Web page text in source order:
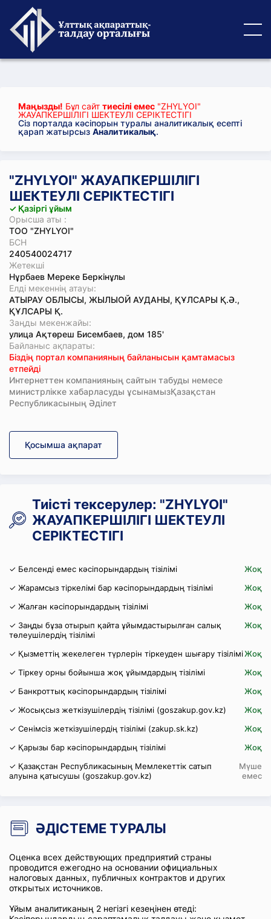
Маңызды! Бұл сайт тиесілі емес "ZHYLYOI"
ЖАУАПКЕРШІЛІГІ ШЕКТЕУЛІ СЕРІКТЕСТІГІ
Сіз порталда кәсіпорын туралы аналитикалық есепті
қарап жатырсыз Аналитикалық.
"ZHYLYOI" ЖАУАПКЕРШІЛІГІ
ШЕКТЕУЛІ СЕРІКТЕСТІГІ
✓ Қазіргі ұйым
Орысша аты :
ТОО "ZHYLYOI"
БСН
240540024717
Жетекші
Нұрбаев Мереке Беркінұлы
Елді мекеннің атауы:
АТЫРАУ ОБЛЫСЫ, ЖЫЛЫОЙ АУДАНЫ, ҚҰЛСАРЫ Қ.Ә.,
ҚҰЛСАРЫ Қ.
Заңды мекенжайы:
улица Ақтөреш Бисембаев, дом 185'
Байланыс ақпараты:
Біздің портал компанияның байланысын қамтамасыз
етпейді
Интернеттен компанияның сайтын табуды немесе
министрлікке хабарласуды ұсынамызҚазақстан
Республикасының Әділет
Қосымша ақпарат
Тиісті тексерулер: "ZHYLYOI"
ЖАУАПКЕРШІЛІГІ ШЕКТЕУЛІ
СЕРІКТЕСТІГІ
✓ Белсенді емес кәсіпорындардың тізілімі
Жоқ
✓ Жарамсыз тіркелімі бар кәсіпорындардың тізілімі
Жоқ
✓ Жалған кәсіпорындардың тізілімі
Жоқ
✓ Заңды бұза отырып қайта ұйымдастырылған салық
төлеушілердің тізілімі
Жоқ
✓ Қызметтің жекелеген түрлерін тіркеуден шығару тізіліміЖоқ
✓ Тіркеу орны бойынша жоқ ұйымдардың тізілімі
Жоқ
✓ Банкроттық кәсіпорындардың тізілімі
Жоқ
✓ Жосықсыз жеткізушілердің тізілімі (goszakup.gov.kz)
Жоқ
✓ Сенімсіз жеткізушілердің тізілімі (zakup.sk.kz)
Жоқ
✓ Қарызы бар кәсіпорындардың тізілімі
Жоқ
✓ Қазақстан Республикасының Мемлекеттік сатып
алуына қатысушы (goszakup.gov.kz)
Мүше
емес
ӘДІСТЕМЕ ТУРАЛЫ
Оценка всех действующих предприятий страны
проводится ежегодно на основании официальных
налоговых данных, публичных контрактов и других
открытых источников.
Ұйым аналитиканың 2 негізгі кезеңінен өтеді: